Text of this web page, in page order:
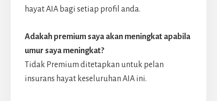
hayat AIA bagi setiap profil anda.
Adakah premium saya akan meningkat apabila
umur saya meningkat?
Tidak Premium ditetapkan untuk pelan
insurans hayat keseluruhan AIA ini.